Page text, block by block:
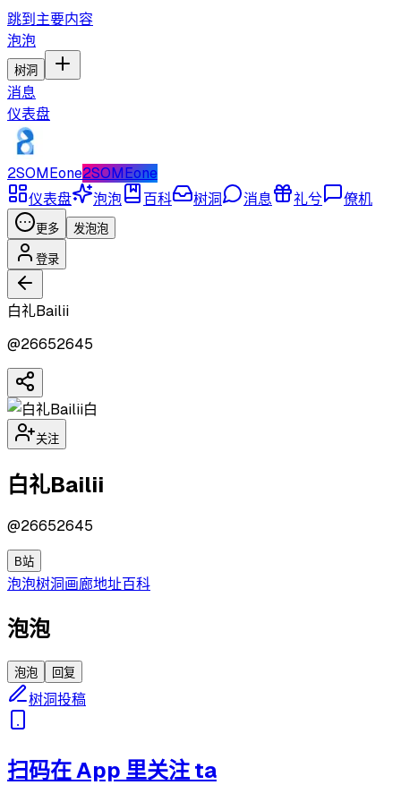
跳到主要内容
泡泡
树洞
消息
仪表盘
2SOMEone2SOMEone
仪表盘
泡泡 百科 树洞 消息 礼兮 僚机
更多 发泡泡
登录
白礼Bailii
@26652645
白
关注
白礼Bailii
@26652645
B站
泡泡树洞画廊地址百科
泡泡
泡泡 回复
树洞投稿
扫码在 App 里关注 ta